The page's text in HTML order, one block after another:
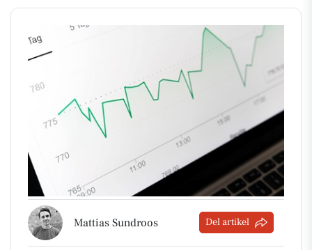
Mattias Sundroos Del artikel